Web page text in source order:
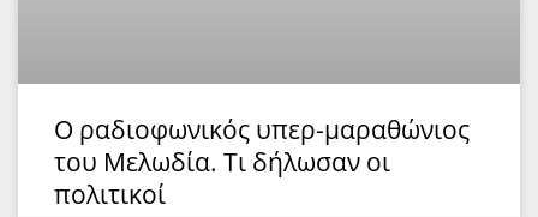
O ραδιοφωνικός υπερ-μαραθώνιος
του Μελωδία. Τι δήλωσαν οι
πολιτικοί